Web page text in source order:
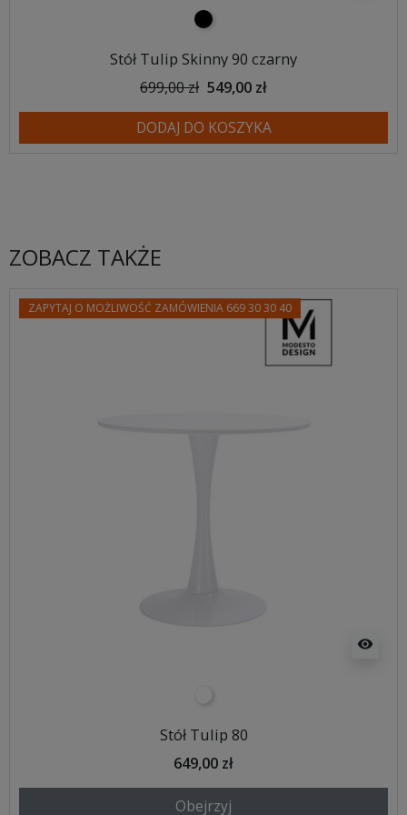
czarny
Stół Tulip Skinny 90 czarny
699,00 zł 549,00 zł
DODAJ DO KOSZYKA
ZOBACZ TAKŻE
ZAPYTAJ O MOŻLIWOŚĆ ZAMÓWIENIA 669 30 30 40
visibility
Stół Tulip 80
649,00 zł
Obejrzyj